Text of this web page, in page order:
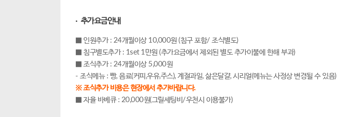
· 추가요금안내
■ 인원추가 : 24개월이상 10,000원 (침구 포함/ 조식별도)
■ 침구별도추가 : 1set 1만원 (추가요금에서 제외된 별도 추가이불에 한해 부과)
■ 조식추가 : 24개월이상 5,000원
- 조식메뉴 : 빵, 음료(커피,우유,주스), 계절과일, 삶은달걀, 시리얼(메뉴는 사정상 변경될 수 있음)
※ 조식추가 비용은 현장에서 추가바랍니다.
■ 자율 바베큐 : 20,000원(그릴세팅비/우천시 이용불가)